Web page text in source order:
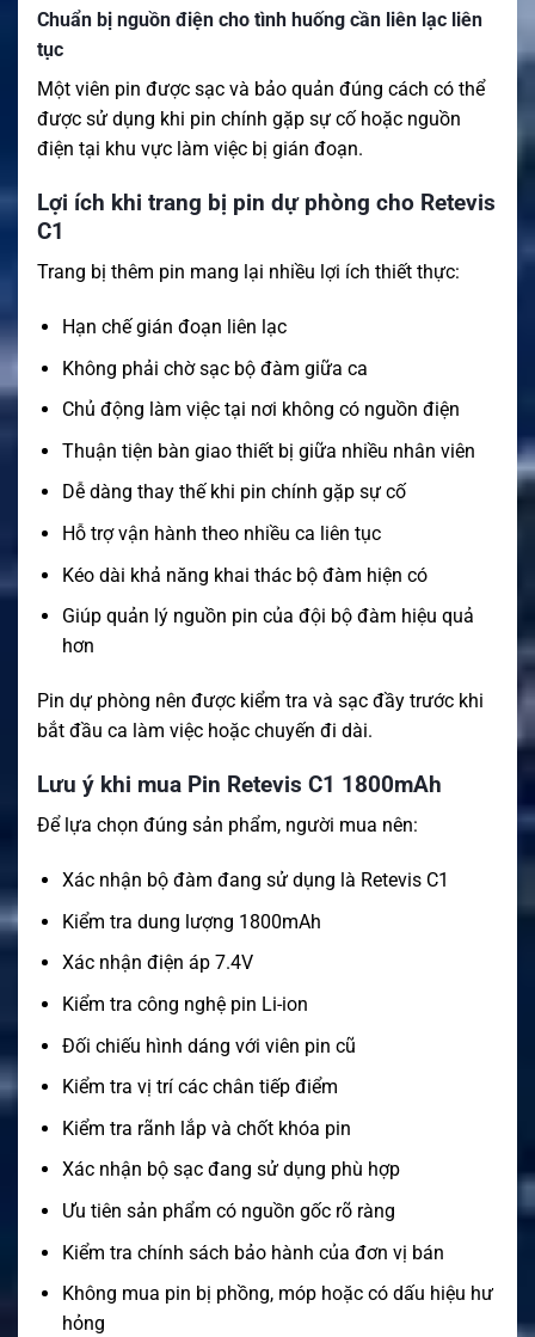
Chuẩn bị nguồn điện cho tình huống cần liên lạc liên
tục
Một viên pin được sạc và bảo quản đúng cách có thể
được sử dụng khi pin chính gặp sự cố hoặc nguồn
điện tại khu vực làm việc bị gián đoạn.
Lợi ích khi trang bị pin dự phòng cho Retevis
C1
Trang bị thêm pin mang lại nhiều lợi ích thiết thực:
Hạn chế gián đoạn liên lạc
Không phải chờ sạc bộ đàm giữa ca
Chủ động làm việc tại nơi không có nguồn điện
Thuận tiện bàn giao thiết bị giữa nhiều nhân viên
Dễ dàng thay thế khi pin chính gặp sự cố
Hỗ trợ vận hành theo nhiều ca liên tục
Kéo dài khả năng khai thác bộ đàm hiện có
Giúp quản lý nguồn pin của đội bộ đàm hiệu quả
hơn
Pin dự phòng nên được kiểm tra và sạc đầy trước khi
bắt đầu ca làm việc hoặc chuyến đi dài.
Lưu ý khi mua Pin Retevis C1 1800mAh
Để lựa chọn đúng sản phẩm, người mua nên:
Xác nhận bộ đàm đang sử dụng là Retevis C1
Kiểm tra dung lượng 1800mAh
Xác nhận điện áp 7.4V
Kiểm tra công nghệ pin Li-ion
Đối chiếu hình dáng với viên pin cũ
Kiểm tra vị trí các chân tiếp điểm
Kiểm tra rãnh lắp và chốt khóa pin
Xác nhận bộ sạc đang sử dụng phù hợp
Ưu tiên sản phẩm có nguồn gốc rõ ràng
Kiểm tra chính sách bảo hành của đơn vị bán
Không mua pin bị phồng, móp hoặc có dấu hiệu hư
hỏng